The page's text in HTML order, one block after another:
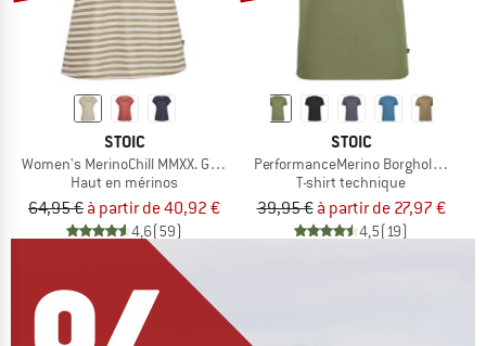
STOIC
Women's MerinoChill MMXX. Göteborg Loose Tee St
Haut en mérinos
64,95 € à partir de 40,92 €
4,6(59)
STOIC
PerformanceMerino BorgholmSt. T-
T-shirt technique
39,95 € à partir de 27,97 €
4,5(19)